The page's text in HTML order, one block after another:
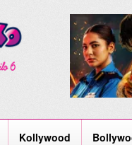
Kollywood